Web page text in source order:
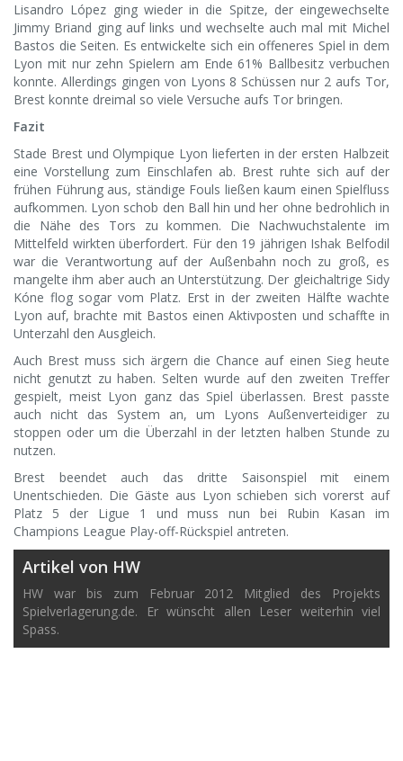
Lisandro López ging wieder in die Spitze, der eingewechselte
Jimmy Briand ging auf links und wechselte auch mal mit Michel
Bastos die Seiten. Es entwickelte sich ein offeneres Spiel in dem
Lyon mit nur zehn Spielern am Ende 61% Ballbesitz verbuchen
konnte. Allerdings gingen von Lyons 8 Schüssen nur 2 aufs Tor,
Brest konnte dreimal so viele Versuche aufs Tor bringen.
Fazit
Stade Brest und Olympique Lyon lieferten in der ersten Halbzeit
eine Vorstellung zum Einschlafen ab. Brest ruhte sich auf der
frühen Führung aus, ständige Fouls ließen kaum einen Spielfluss
aufkommen. Lyon schob den Ball hin und her ohne bedrohlich in
die Nähe des Tors zu kommen. Die Nachwuchstalente im
Mittelfeld wirkten überfordert. Für den 19 jährigen Ishak Belfodil
war die Verantwortung auf der Außenbahn noch zu groß, es
mangelte ihm aber auch an Unterstützung. Der gleichaltrige Sidy
Kóne flog sogar vom Platz. Erst in der zweiten Hälfte wachte
Lyon auf, brachte mit Bastos einen Aktivposten und schaffte in
Unterzahl den Ausgleich.
Auch Brest muss sich ärgern die Chance auf einen Sieg heute
nicht genutzt zu haben. Selten wurde auf den zweiten Treffer
gespielt, meist Lyon ganz das Spiel überlassen. Brest passte
auch nicht das System an, um Lyons Außenverteidiger zu
stoppen oder um die Überzahl in der letzten halben Stunde zu
nutzen.
Brest beendet auch das dritte Saisonspiel mit einem
Unentschieden. Die Gäste aus Lyon schieben sich vorerst auf
Platz 5 der Ligue 1 und muss nun bei Rubin Kasan im
Champions League Play-off-Rückspiel antreten.
Artikel von HW
HW war bis zum Februar 2012 Mitglied des Projekts
Spielverlagerung.de. Er wünscht allen Leser weiterhin viel
Spass.